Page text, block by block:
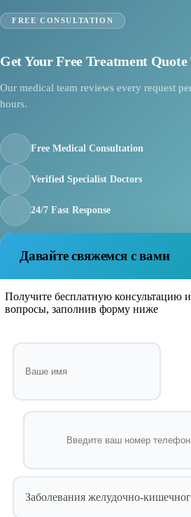
FREE CONSULTATION
Get Your Free Treatment Quote
Our medical team reviews every request
hours.
Free Medical Consultation
Verified Specialist Doctors
24/7 Fast Response
Давайте свяжемся с вами
Получите бесплатную консультацию
вопросы, заполнив форму ниже
Заболевания желудочно-